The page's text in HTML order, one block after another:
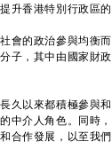
升香港特別行政區的
的政治參與均衡
子，其中由國家財
以來都積極參與和
中介人角色。同時
合作發展，以至我